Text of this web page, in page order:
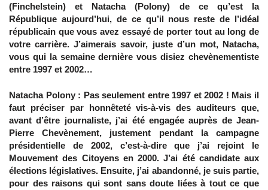
(Finchelstein) et Natacha (Polony) de ce qu’est la
République aujourd’hui, de ce qu’il nous reste de l’idéal
républicain que vous avez essayé de porter tout au long de
votre carrière. J’aimerais savoir, juste d’un mot, Natacha,
vous qui la semaine dernière vous disiez chevènementiste
entre 1997 et 2002…
Natacha Polony : Pas seulement entre 1997 et 2002 ! Mais il
faut préciser par honnêteté vis-à-vis des auditeurs que,
avant d’être journaliste, j’ai été engagée auprès de Jean-
Pierre Chevènement, justement pendant la campagne
présidentielle de 2002, c’est-à-dire que j’ai rejoint le
Mouvement des Citoyens en 2000. J’ai été candidate aux
élections législatives. Ensuite, j’ai abandonné, je suis partie,
pour des raisons qui sont sans doute liées à tout ce que